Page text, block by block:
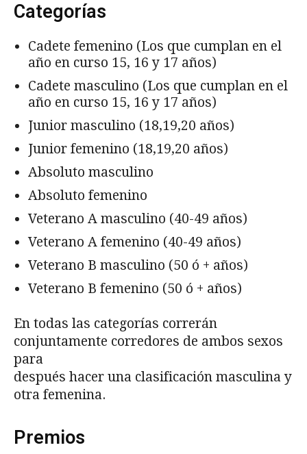
Categorías
Cadete femenino (Los que cumplan en el
año en curso 15, 16 y 17 años)
Cadete masculino (Los que cumplan en el
año en curso 15, 16 y 17 años)
Junior masculino (18,19,20 años)
Junior femenino (18,19,20 años)
Absoluto masculino
Absoluto femenino
Veterano A masculino (40-49 años)
Veterano A femenino (40-49 años)
Veterano B masculino (50 ó + años)
Veterano B femenino (50 ó + años)
En todas las categorías correrán
conjuntamente corredores de ambos sexos
para
después hacer una clasificación masculina y
otra femenina.
Premios